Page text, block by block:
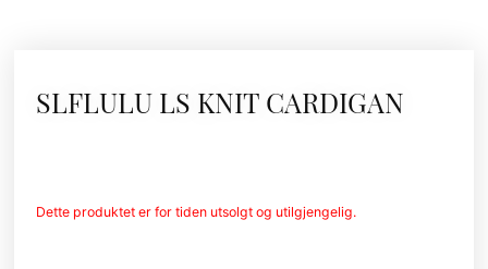
SLFLULU LS KNIT CARDIGAN
Dette produktet er for tiden utsolgt og utilgjengelig.